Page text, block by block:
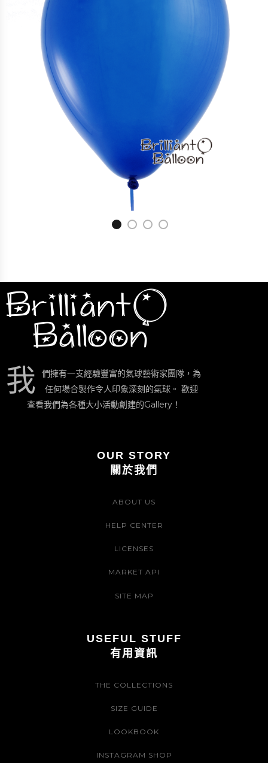
16″ 藍色 Dark Blue | Qualatex
我
們擁有一支經驗豐富的氣球藝術家團隊，為
任何場合製作令人印象深刻的氣球。 歡迎
查看我們為各種大小活動創建的Gallery！
OUR STORY
關於我們
ABOUT US
HELP CENTER
LICENSES
MARKET API
SITE MAP
USEFUL STUFF
有用資訊
THE COLLECTIONS
SIZE GUIDE
LOOKBOOK
INSTAGRAM SHOP